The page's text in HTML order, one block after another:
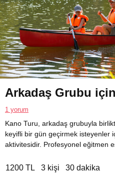
Arkadaş Grubu
1 yorum
Kano Turu, arkadaş grubuyla
keyifli bir gün geçirmek isteyenler
aktivitesidir. Profesyonel eğitmen
1200 TL 3 kişi 30 dakika